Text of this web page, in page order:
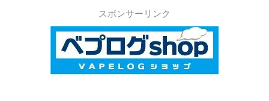
スポンサーリンク